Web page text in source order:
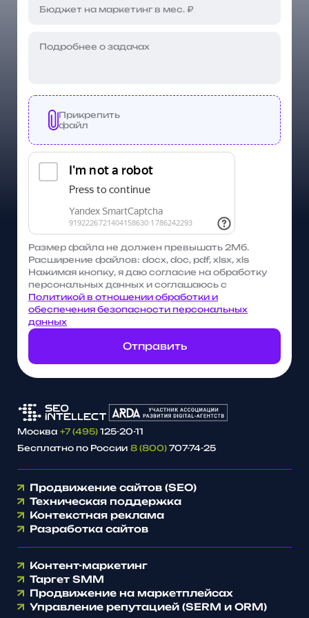
Прикрепить
файл
Отправить
Нажимая кнопку, я даю согласие на обработку
персональных данных и соглашаюсь с
Политикой в отношении обработки и
обеспечения безопасности персональных
данных
Размер файла не должен превышать 2Мб.
Расширение файлов: docx, doc, pdf, xlsx, xls
Москва +7 (495) 125-20-11
Бесплатно по России 8 (800) 707-74-25
Продвижение сайтов (SEO)
Техническая поддержка
Контекстная реклама
Разработка сайтов
Контент-маркетинг
Таргет SMM
Продвижение на маркетплейсах
Управление репутацией (SERM и ORM)